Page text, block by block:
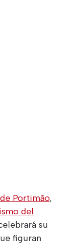
Portimão,
del
su
figuran